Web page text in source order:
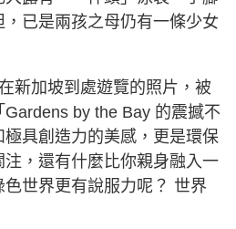
已是兩孩之母仍有一條少女
新加坡到處遊覽的照片，被
by the Bay 的震撼不
具創造力的美感，更是環保
，還有什麼比你親身融入一
世界更有說服力呢？ 世界